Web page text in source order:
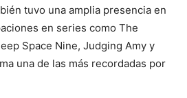
tuvo una amplia presencia en
en series como The
Space Nine, Judging Amy y
una de las más recordadas por